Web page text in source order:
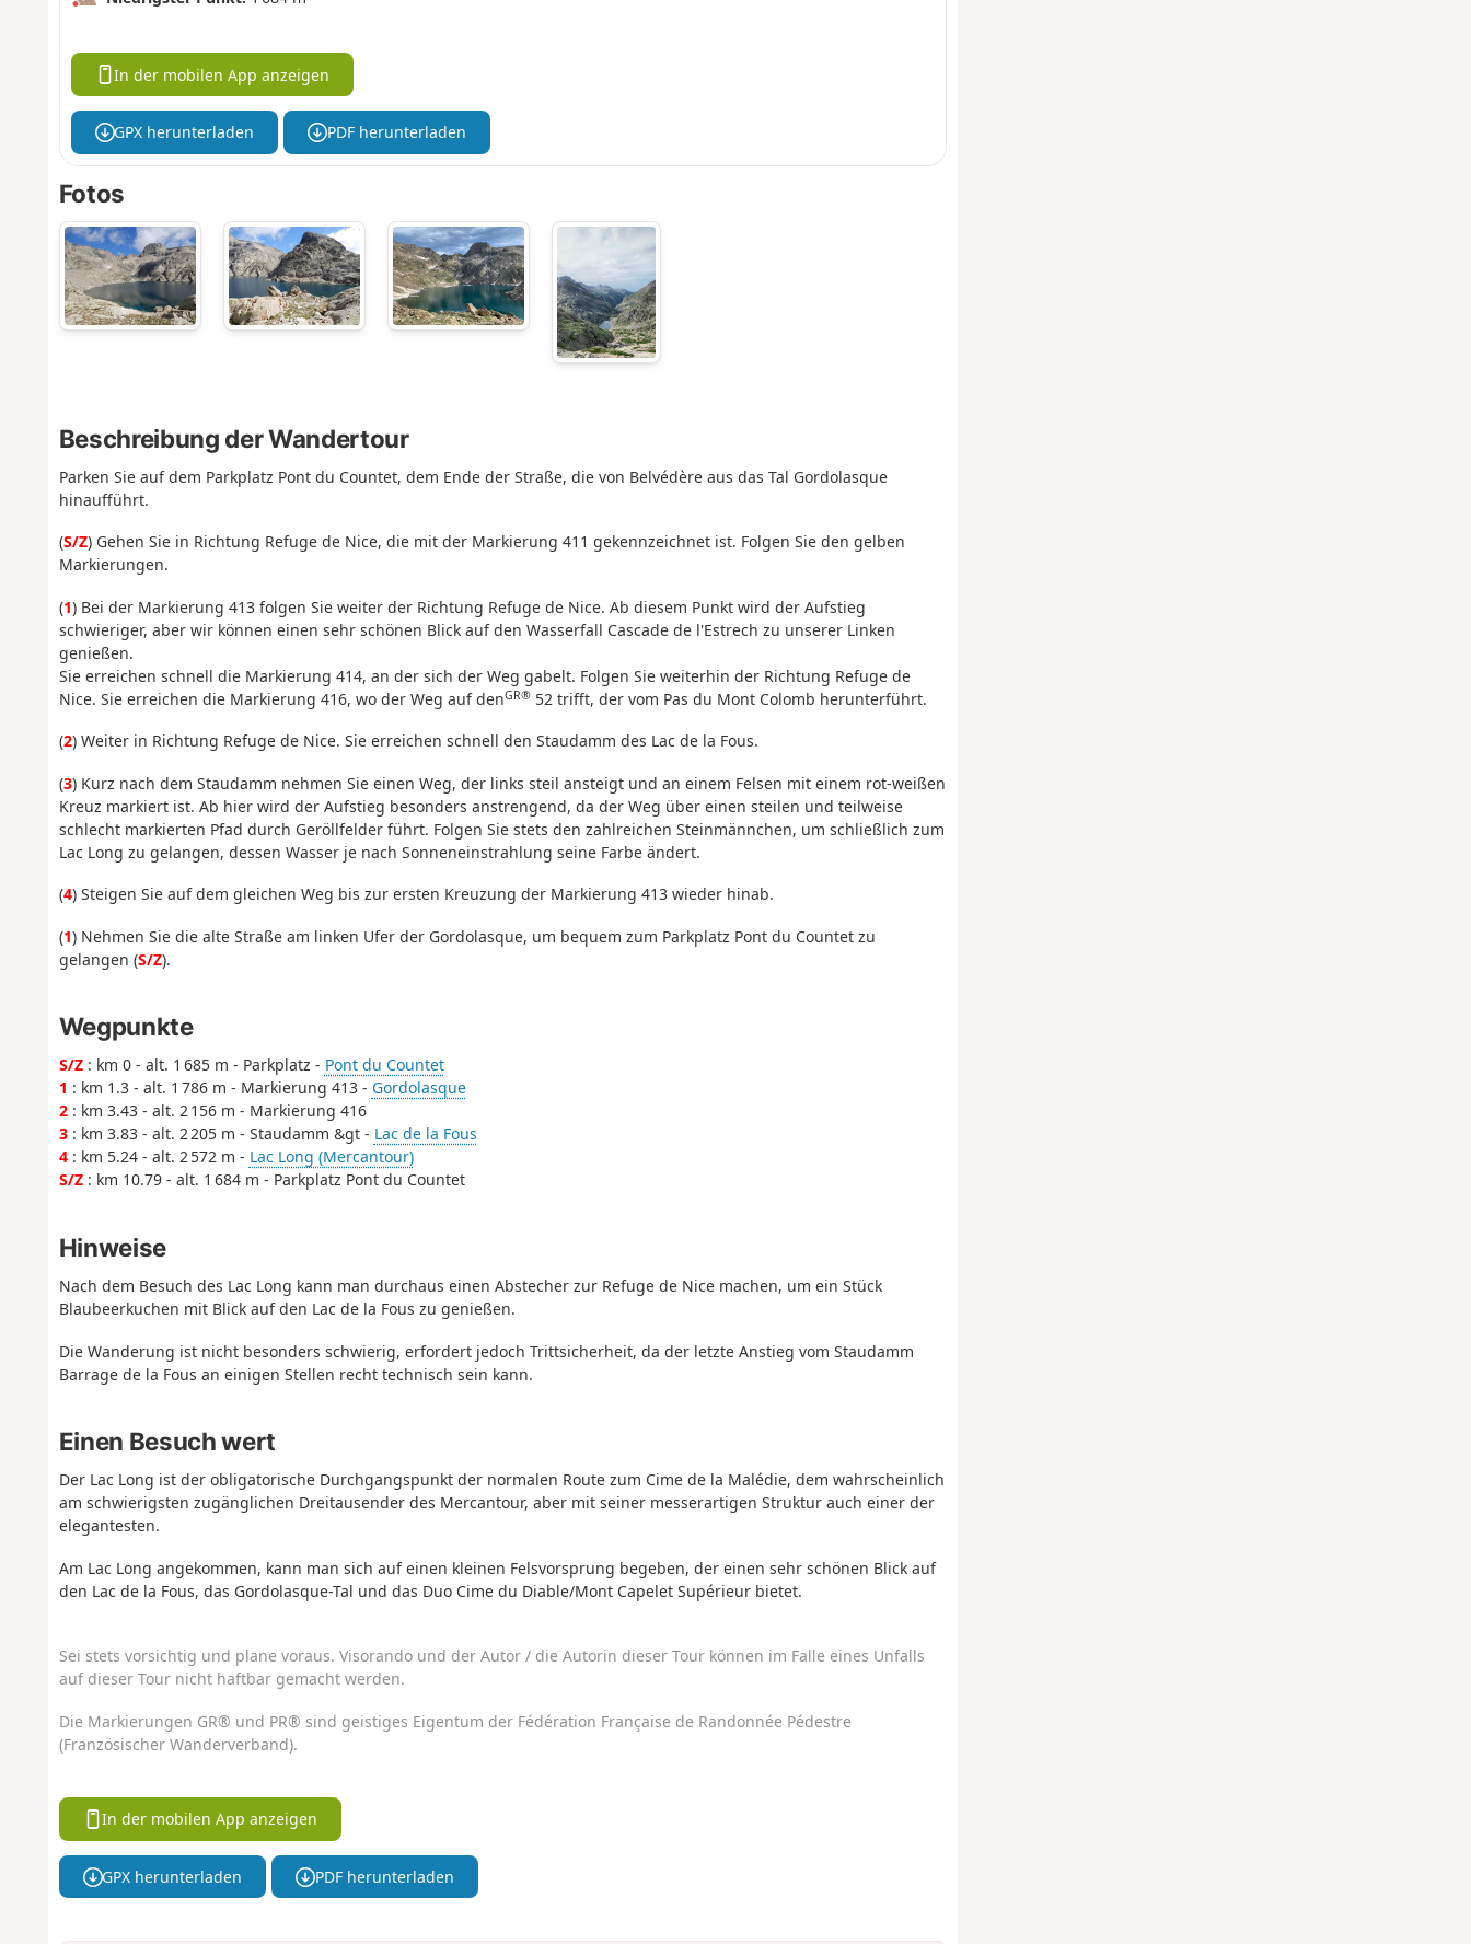
In der mobilen App anzeigen
GPX herunterladen PDF herunterladen
Fotos
Beschreibung der Wandertour
Parken Sie auf dem Parkplatz Pont du Countet, dem Ende der Straße, die von Belvédère aus das Tal Gordolasque
hinaufführt.
(S/Z) Gehen Sie in Richtung Refuge de Nice, die mit der Markierung 411 gekennzeichnet ist. Folgen Sie den gelben
Markierungen.
(1) Bei der Markierung 413 folgen Sie weiter der Richtung Refuge de Nice. Ab diesem Punkt wird der Aufstieg
schwieriger, aber wir können einen sehr schönen Blick auf den Wasserfall Cascade de l'Estrech zu unserer Linken
genießen.
Sie erreichen schnell die Markierung 414, an der sich der Weg gabelt. Folgen Sie weiterhin der Richtung Refuge de
Nice. Sie erreichen die Markierung 416, wo der Weg auf denGR®52 trifft, der vom Pas du Mont Colomb herunterführt.
(2) Weiter in Richtung Refuge de Nice. Sie erreichen schnell den Staudamm des Lac de la Fous.
(3) Kurz nach dem Staudamm nehmen Sie einen Weg, der links steil ansteigt und an einem Felsen mit einem rot-weißen
Kreuz markiert ist. Ab hier wird der Aufstieg besonders anstrengend, da der Weg über einen steilen und teilweise
schlecht markierten Pfad durch Geröllfelder führt. Folgen Sie stets den zahlreichen Steinmännchen, um schließlich zum
Lac Long zu gelangen, dessen Wasser je nach Sonneneinstrahlung seine Farbe ändert.
(4) Steigen Sie auf dem gleichen Weg bis zur ersten Kreuzung der Markierung 413 wieder hinab.
(1) Nehmen Sie die alte Straße am linken Ufer der Gordolasque, um bequem zum Parkplatz Pont du Countet zu
gelangen (S/Z).
Wegpunkte
S/Z: km 0 - alt. 1 685 m - Parkplatz - Pont du Countet
1 : km 1.3 - alt. 1 786 m - Markierung 413 - Gordolasque
2: km 3.43 - alt. 2 156 m - Markierung 416
3: km 3.83 - alt. 2 205 m - Staudamm &gt - Lac de la Fous
4: km 5.24 - alt. 2 572 m - Lac Long (Mercantour)
S/Z: km 10.79 - alt. 1 684 m - Parkplatz Pont du Countet
Hinweise
Nach dem Besuch des Lac Long kann man durchaus einen Abstecher zur Refuge de Nice machen, um ein Stück
Blaubeerkuchen mit Blick auf den Lac de la Fous zu genießen.
Die Wanderung ist nicht besonders schwierig, erfordert jedoch Trittsicherheit, da der letzte Anstieg vom Staudamm
Barrage de la Fous an einigen Stellen recht technisch sein kann.
Einen Besuch wert
Der Lac Long ist der obligatorische Durchgangspunkt der normalen Route zum Cime de la Malédie, dem wahrscheinlich
am schwierigsten zugänglichen Dreitausender des Mercantour, aber mit seiner messerartigen Struktur auch einer der
elegantesten.
Am Lac Long angekommen, kann man sich auf einen kleinen Felsvorsprung begeben, der einen sehr schönen Blick auf
den Lac de la Fous, das Gordolasque-Tal und das Duo Cime du Diable/Mont Capelet Supérieur bietet.
Sei stets vorsichtig und plane voraus. Visorando und der Autor / die Autorin dieser Tour können im Falle eines Unfalls
auf dieser Tour nicht haftbar gemacht werden.
Die Markierungen GR® und PR® sind geistiges Eigentum der Fédération Française de Randonnée Pédestre
(Französischer Wanderverband).
In der mobilen App anzeigen
GPX herunterladen PDF herunterladen